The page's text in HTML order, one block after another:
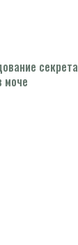
секрета
моче